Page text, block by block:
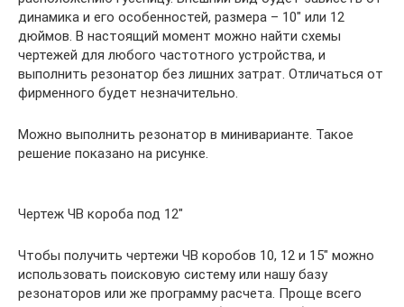
динамика и его особенностей, размера – 10″ или 12
дюймов. В настоящий момент можно найти схемы
чертежей для любого частотного устройства, и
выполнить резонатор без лишних затрат. Отличаться от
фирменного будет незначительно.
Можно выполнить резонатор в миниварианте. Такое
решение показано на рисунке.
Чертеж ЧВ короба под 12″
Чтобы получить чертежи ЧВ коробов 10, 12 и 15″ можно
использовать поисковую систему или нашу базу
резонаторов или же программу расчета. Проще всего